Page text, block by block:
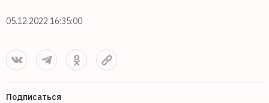
05.12.2022 16:35:00
Подписаться